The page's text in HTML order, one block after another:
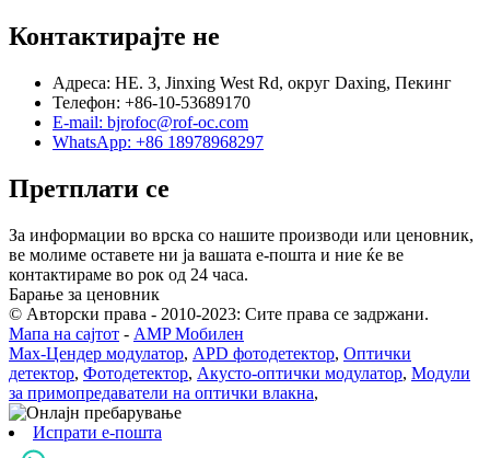
Контактирајте не
Адреса: НЕ. 3, Jinxing West Rd, округ Daxing, Пекинг
Телефон: +86-10-53689170
E-mail: bjrofoc@rof-oc.com
WhatsApp: +86 18978968297
Претплати се
За информации во врска со нашите производи или ценовник,
ве молиме оставете ни ја вашата е-пошта и ние ќе ве
контактираме во рок од 24 часа.
Барање за ценовник
© Авторски права - 2010-2023: Сите права се задржани.
Мапа на сајтот - AMP Мобилен
Мах-Цендер модулатор, APD фотодетектор, Оптички
детектор, Фотодетектор, Акусто-оптички модулатор, Модули
за примопредаватели на оптички влакна,
Испрати е-пошта